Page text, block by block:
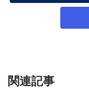
関連記事